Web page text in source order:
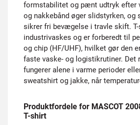
formstabilitet og pænt udtryk efter
og nakkebånd øger slidstyrken, og
sikrer fri bevægelse i travle skift.
industrivaskes og er forberedt til
og chip (HF/UHF), hvilket gør den
faste vaske- og logistikrutiner. Det
fungerer alene i varme perioder
sweatshirt og jakke, når
Produktfordele for MASCOT
T-shirt